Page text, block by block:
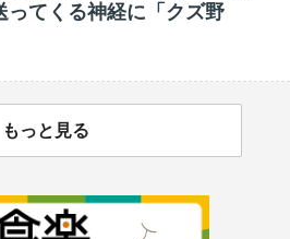
ってくる神経に「クズ野
もっと見る